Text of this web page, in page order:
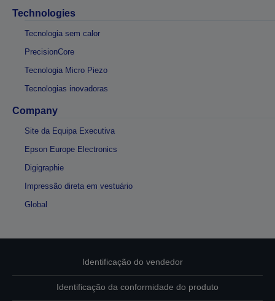
Technologies
Tecnologia sem calor
PrecisionCore
Tecnologia Micro Piezo
Tecnologias inovadoras
Company
Site da Equipa Executiva
Epson Europe Electronics
Digigraphie
Impressão direta em vestuário
Global
Identificação do vendedor
Identificação da conformidade do produto